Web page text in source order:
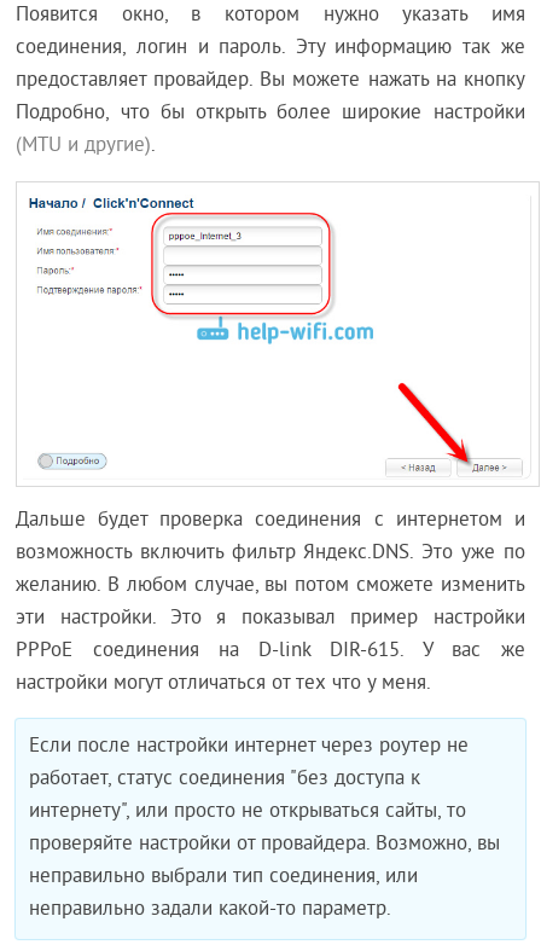
Появится окно, в котором нужно указать имя
соединения, логин и пароль. Эту информацию так же
предоставляет провайдер. Вы можете нажать на кнопку
Подробно, что бы открыть более широкие настройки
(MTU и другие).
Дальше будет проверка соединения с интернетом и
возможность включить фильтр Яндекс.DNS. Это уже по
желанию. В любом случае, вы потом сможете изменить
эти настройки. Это я показывал пример настройки
PPPoE соединения на D-link DIR-615. У вас же
настройки могут отличаться от тех что у меня.
Если после настройки интернет через роутер не
работает, статус соединения "без доступа к
интернету", или просто не открываться сайты, то
проверяйте настройки от провайдера. Возможно, вы
неправильно выбрали тип соединения, или
неправильно задали какой-то параметр.